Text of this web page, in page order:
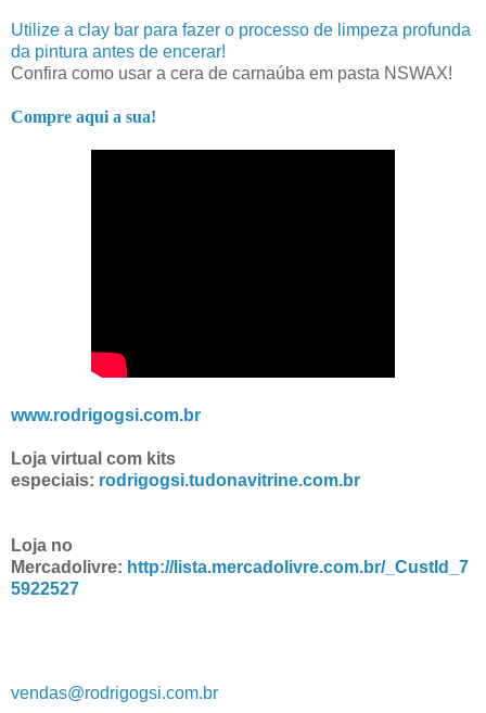
Utilize a clay bar para fazer o processo de limpeza profunda
da pintura antes de encerar!
Confira como usar a cera de carnaúba em pasta NSWAX!
Compre aqui a sua!
www.rodrigogsi.com.br
Loja virtual com kits
especiais: rodrigogsi.tudonavitrine.com.br
Loja no
Mercadolivre: http://lista.mercadolivre.com.br/_CustId_7
5922527
vendas@rodrigogsi.com.br